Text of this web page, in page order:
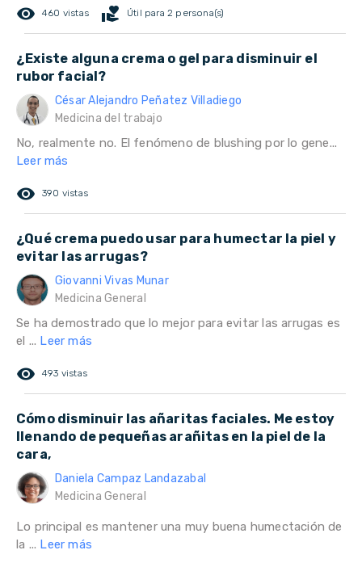
remove_red_eye 460 vistas volunteer_activism Útil para 2 persona(s)
¿Existe alguna crema o gel para disminuir el
rubor facial?
César Alejandro Peñatez Villadiego
Medicina del trabajo
No, realmente no. El fenómeno de blushing por lo gene...
Leer más
remove_red_eye 390 vistas
¿Qué crema puedo usar para humectar la piel y
evitar las arrugas?
Giovanni Vivas Munar
Medicina General
Se ha demostrado que lo mejor para evitar las arrugas es
el ... Leer más
remove_red_eye 493 vistas
Cómo disminuir las añaritas faciales. Me estoy
llenando de pequeñas arañitas en la piel de la
cara,
Daniela Campaz Landazabal
Medicina General
Lo principal es mantener una muy buena humectación de
la ... Leer más